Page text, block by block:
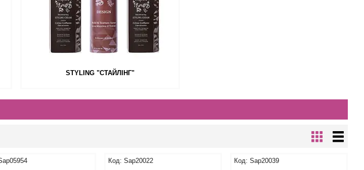
STYLING "СТАЙЛІНГ"
Sap20022 Sap20039